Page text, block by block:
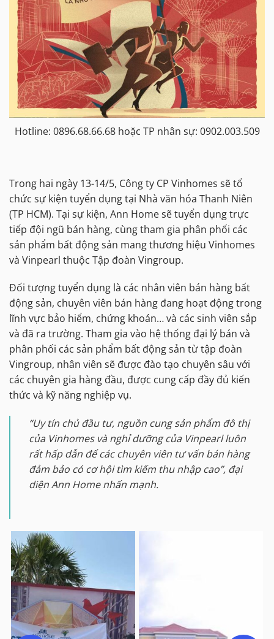
Hotline: 0896.68.66.68 hoặc TP nhân sự: 0902.003.509
Trong hai ngày 13-14/5, Công ty CP Vinhomes sẽ tổ
chức sự kiện tuyển dụng tại Nhà văn hóa Thanh Niên
(TP HCM). Tại sự kiện, Ann Home sẽ tuyển dụng trực
tiếp đội ngũ bán hàng, cùng tham gia phân phối các
sản phẩm bất động sản mang thương hiệu Vinhomes
và Vinpearl thuộc Tập đoàn Vingroup.
Đối tượng tuyển dụng là các nhân viên bán hàng bất
động sản, chuyên viên bán hàng đang hoạt động trong
lĩnh vực bảo hiểm, chứng khoán… và các sinh viên sắp
và đã ra trường. Tham gia vào hệ thống đại lý bán và
phân phối các sản phẩm bất động sản từ tập đoàn
Vingroup, nhân viên sẽ được đào tạo chuyên sâu với
các chuyên gia hàng đầu, được cung cấp đầy đủ kiến
thức và kỹ năng nghiệp vụ.
“Uy tín chủ đầu tư, nguồn cung sản phẩm đô thị
của Vinhomes và nghỉ dưỡng của Vinpearl luôn
rất hấp dẫn để các chuyên viên tư vấn bán hàng
đảm bảo có cơ hội tìm kiếm thu nhập cao”, đại
diện Ann Home nhấn mạnh.